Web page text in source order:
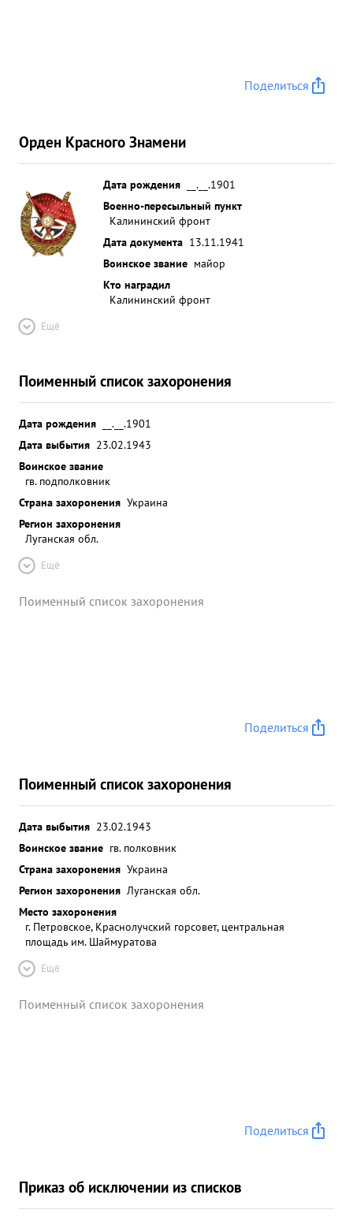
Поделиться
Орден Красного Знамени
Дата рождения
__.__.1901
Военно-пересыльный пункт
Калининский фронт
Дата документа 13.11.1941
Воинское звание майор
Кто наградил
Калининский фронт
Ещё
Поименный список захоронения
Дата рождения
__.__.1901
Дата выбытия 23.02.1943
Воинское звание
гв. подполковник
Страна захоронения Украина
Регион захоронения
Луганская обл.
Ещё
Поименный список захоронения
Поделиться
Поименный список захоронения
Дата выбытия 23.02.1943
Воинское звание гв. полковник
Страна захоронения Украина
Регион захоронения Луганская обл.
Место захоронения
г. Петровское, Краснолучский горсовет, центральная
площадь им. Шаймуратова
Ещё
Поименный список захоронения
Поделиться
Приказ об исключении из списков